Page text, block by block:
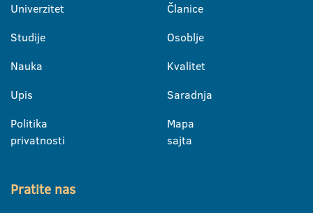
Univerzitet
Studije
Nauka
Upis
Politika
privatnosti
Članice
Osoblje
Kvalitet
Saradnja
Mapa
sajta
Pratite nas